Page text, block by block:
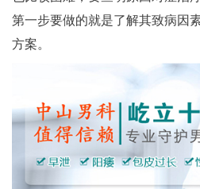
第一步要做的就是了解其致病因
方案。